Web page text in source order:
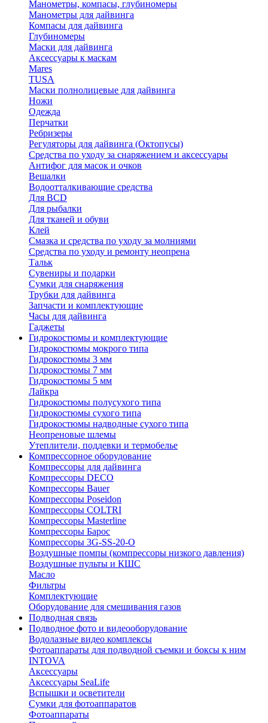
Манометры, компасы, глубиномеры
Манометры для дайвинга
Компасы для дайвинга
Глубиномеры
Маски для дайвинга
Аксессуары к маскам
Mares
TUSA
Маски полнолицевые для дайвинга
Ножи
Одежда
Перчатки
Ребризеры
Регуляторы для дайвинга (Октопусы)
Средства по уходу за снаряжением и аксессуары
Антифог для масок и очков
Вешалки
Водоотталкивающие средства
Для BCD
Для рыбалки
Для тканей и обуви
Клей
Смазка и средства по уходу за молниями
Средства по уходу и ремонту неопрена
Тальк
Сувениры и подарки
Сумки для снаряжения
Трубки для дайвинга
Запчасти и комплектующие
Часы для дайвинга
Гаджеты
Гидрокостюмы и комплектующие
Гидрокостюмы мокрого типа
Гидрокостюмы 3 мм
Гидрокостюмы 7 мм
Гидрокостюмы 5 мм
Лайкра
Гидрокостюмы полусухого типа
Гидрокостюмы сухого типа
Гидрокостюмы надводные сухого типа
Неопреновые шлемы
Утеплители, поддевки и термобелье
Компрессорное оборудование
Компрессоры для дайвинга
Компрессоры DECO
Компрессоры Bauer
Компрессоры Poseidon
Компрессоры COLTRI
Компрессоры Masterline
Компрессоры Барос
Компрессоры 3G-SS-20-O
Воздушные помпы (компрессоры низкого давления)
Воздушные пульты и КШС
Масло
Фильтры
Комплектующие
Оборудование для смешивания газов
Подводная связь
Подводное фото и видеооборудование
Водолазные видео комплексы
Фотоаппараты для подводной съемки и боксы к ним
INTOVA
Аксессуары
Аксессуары SeaLife
Вспышки и осветители
Сумки для фотоаппаратов
Фотоаппараты